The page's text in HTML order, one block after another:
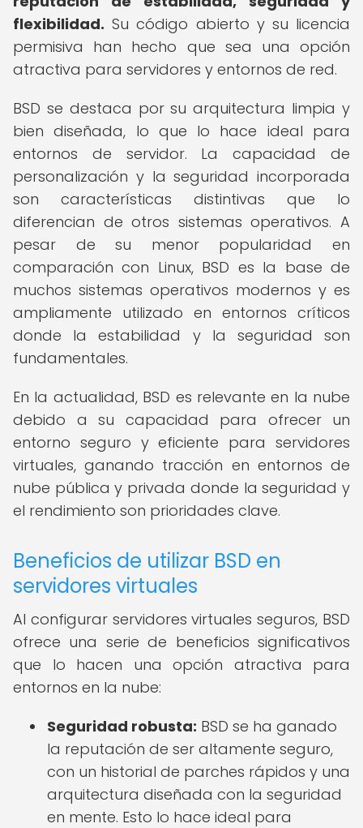
flexibilidad. Su código abierto y su licencia
permisiva han hecho que sea una opción
atractiva para servidores y entornos de red.
BSD se destaca por su arquitectura limpia y
bien diseñada, lo que lo hace ideal para
entornos de servidor. La capacidad de
personalización y la seguridad incorporada
son características distintivas que lo
diferencian de otros sistemas operativos. A
pesar de su menor popularidad en
comparación con Linux, BSD es la base de
muchos sistemas operativos modernos y es
ampliamente utilizado en entornos críticos
donde la estabilidad y la seguridad son
fundamentales.
En la actualidad, BSD es relevante en la nube
debido a su capacidad para ofrecer un
entorno seguro y eficiente para servidores
virtuales, ganando tracción en entornos de
nube pública y privada donde la seguridad y
el rendimiento son prioridades clave.
Beneficios de utilizar BSD en
servidores virtuales
Al configurar servidores virtuales seguros, BSD
ofrece una serie de beneficios significativos
que lo hacen una opción atractiva para
entornos en la nube:
Seguridad robusta: BSD se ha ganado
la reputación de ser altamente seguro,
con un historial de parches rápidos y una
arquitectura diseñada con la seguridad
en mente. Esto lo hace ideal para